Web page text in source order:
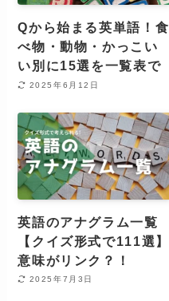
Qから始まる英単語！食
べ物・動物・かっこい
い別に15選を一覧表で
2025年6月12日
英語のアナグラム一覧
【クイズ形式で111選】
意味がリンク？！
2025年7月3日